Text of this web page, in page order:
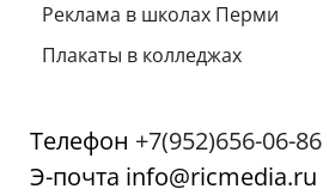
Реклама в школах Перми
Плакаты в колледжах
Телефон +7(952)656-06-86
Э-почта info@ricmedia.ru